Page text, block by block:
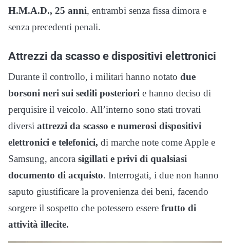
H.M.A.D., 25 anni, entrambi senza fissa dimora e
senza precedenti penali.
Attrezzi da scasso e dispositivi elettronici
Durante il controllo, i militari hanno notato due
borsoni neri sui sedili posteriori e hanno deciso di
perquisire il veicolo. All’interno sono stati trovati
diversi attrezzi da scasso e numerosi dispositivi
elettronici e telefonici, di marche note come Apple e
Samsung, ancora sigillati e privi di qualsiasi
documento di acquisto. Interrogati, i due non hanno
saputo giustificare la provenienza dei beni, facendo
sorgere il sospetto che potessero essere frutto di
attività illecite.